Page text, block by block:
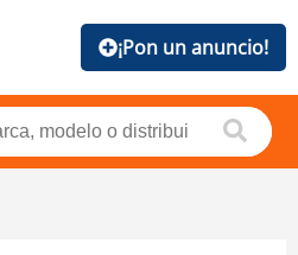
¡Pon un anuncio!